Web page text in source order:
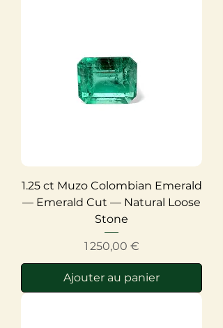
1.25 ct Muzo Colombian Emerald
— Emerald Cut — Natural Loose
Stone
Prix
1 250,00 €
Ajouter au panier